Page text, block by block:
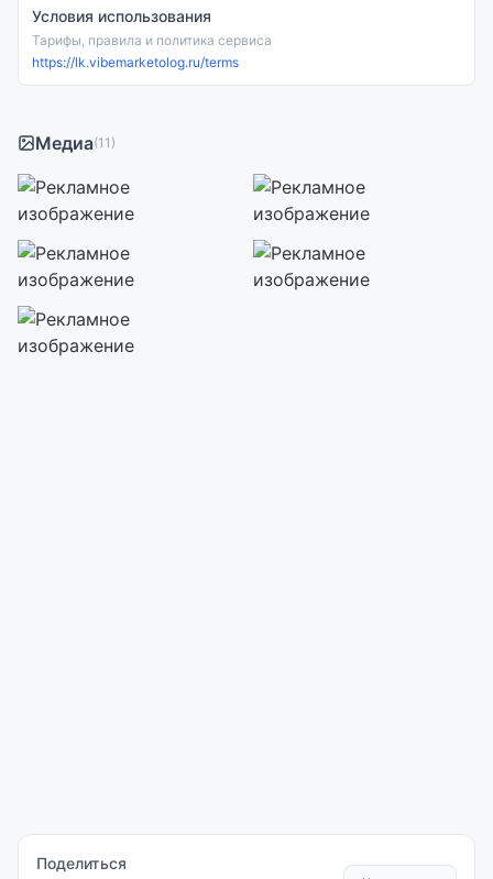
Условия использования
Тарифы, правила и политика сервиса
https://lk.vibemarketolog.ru/terms
Медиа(11)
Поделиться